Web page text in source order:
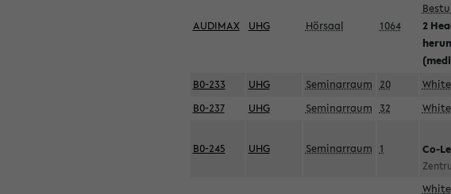
AUDIMAX UHG Hörsaal 1064
2
B0-233 UHG Seminarraum 20
B0-237
UHG Seminarraum 32
B0-245 UHG Seminarraum 1 Co-